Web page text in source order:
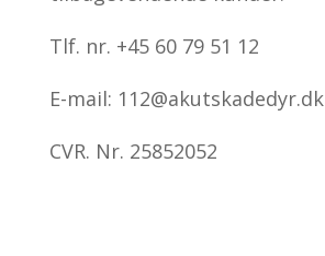
Tlf. nr. +45 60 79 51 12
E-mail: 112@akutskadedyr.dk
CVR. Nr. 25852052